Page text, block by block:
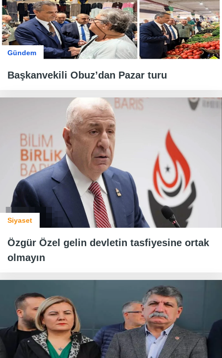
Gündem
Başkanvekili Obuz’dan Pazar turu
Siyaset
Özgür Özel gelin devletin tasfiyesine ortak
olmayın